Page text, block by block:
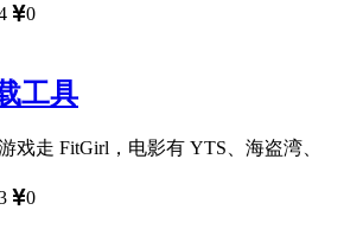
0
工具
戏走 FitGirl，电影有 YTS、海盗湾、
0